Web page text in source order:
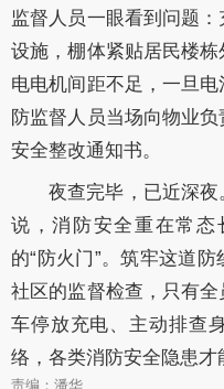
监督人员一眼看到问题
设施，棚体紧贴居民楼
电电机间距不足，一旦
防监督人员当场向物业
安全整改通知书。
夜查完毕，已近深
说，消防安全重在常
的“防火门”。筑牢这道
社区的监督检查，只有
车停放充电、主动排查
络，各类消防安全隐患才
责编：潘华